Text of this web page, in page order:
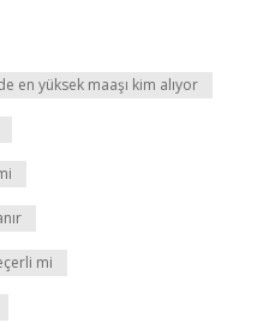
en yüksek maaşı kim alıyor
mi